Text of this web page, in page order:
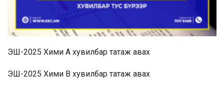
ЭШ-2025 Хими A хувилбар татаж авах
ЭШ-2025 Хими B хувилбар татаж авах